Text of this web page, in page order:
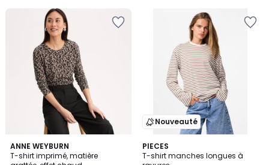
ANNE WEYBURN
T-shirt imprimé, matière
4,6
/ 5
Nouveauté
PIECES
T-shirt manches longues à